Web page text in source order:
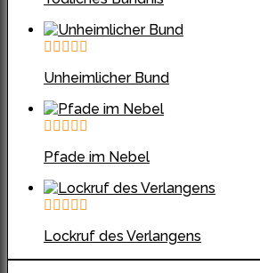
Unheimlicher Bund
Pfade im Nebel
Lockruf des Verlangens